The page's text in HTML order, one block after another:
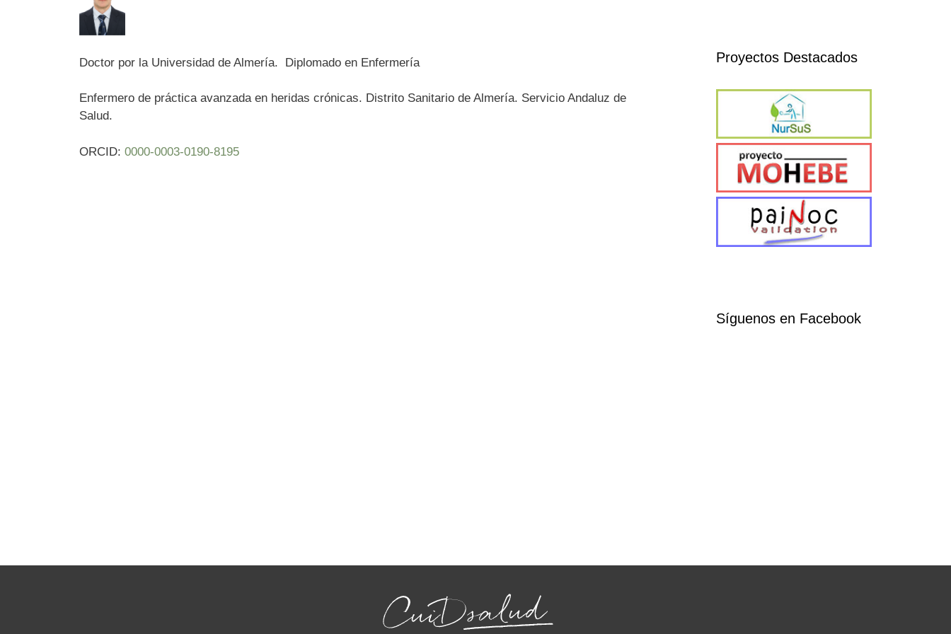
Doctor por la Universidad de Almería. Diplomado en Enfermería
Enfermero de práctica avanzada en heridas crónicas. Distrito Sanitario de Almería. Servicio Andaluz de
Salud.
ORCID: 0000-0003-0190-8195
Proyectos Destacados
Síguenos en Facebook